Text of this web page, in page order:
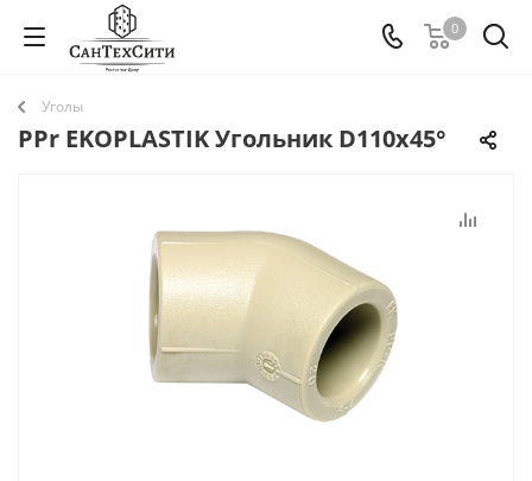
0
Уголы
PPr EKOPLASTIK Угольник D110х45°